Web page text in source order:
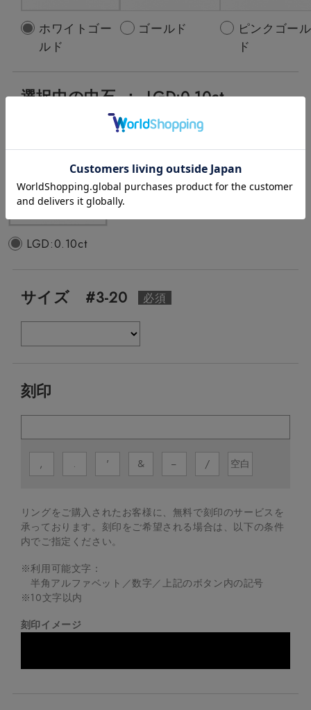
ホワイトゴー
ルド
ゴールド
ピンクゴール
ド
選択中の中石 ： LGD:0.10ct
LGD:0.10ct
サイズ #3-20
刻印
, . ' & − / 空白
リングをご購入されたお客様に、無料で刻印のサービスを
承っております。 刻印をご希望される場合は、以下の条件
内でご指定ください。
※利用可能文字：
半角アルファベット／数字／上記のボタン内の記号
※10文字以内
刻印イメージ